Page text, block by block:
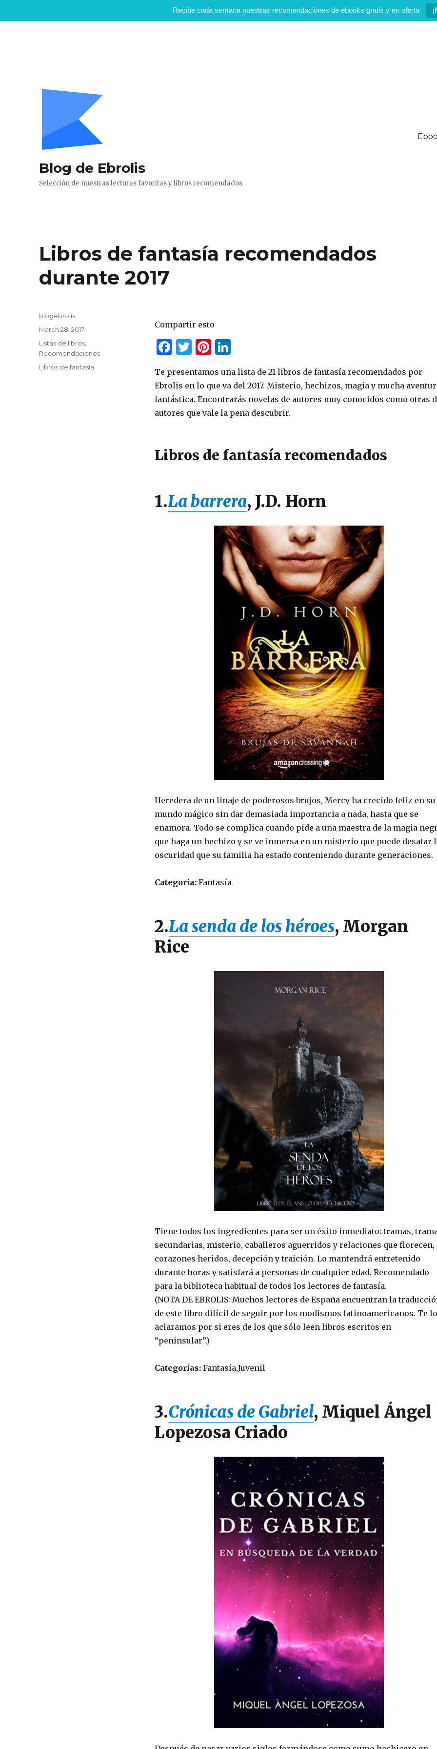
Recibe cada semana nuestras recomendaciones de ebooks gratis y en oferta
Blog de Ebrolis
Selección de nuestras lecturas favoritas y libros recomendados
Libros de fantasía recomendados
durante 2017
Compartir esto
F
c
e
b
k
T
it
te
r
Pi
te
re
st
Li
k
e
dI
Te presentamos una lista de 21 libros de fantasía recomendados por
Ebrolis en lo que va del 2017. Misterio, hechizos, magia y mucha
fantástica. Encontrarás novelas de autores muy conocidos como otras
autores que vale la pena descubrir.
Libros de fantasía recomendados
1.La barrera, J.D. Horn
Heredera de un linaje de poderosos brujos, Mercy ha crecido feliz en su
mundo mágico sin dar demasiada importancia a nada, hasta que se
enamora. Todo se complica cuando pide a una maestra de la magia
que haga un hechizo y se ve inmersa en un misterio que puede desatar
oscuridad que su familia ha estado conteniendo durante generaciones.
Categoría:Fantasía
2.La senda de los héroes, Morgan
Rice
Tiene todos los ingredientes para ser un éxito inmediato: tramas,
secundarias, misterio, caballeros aguerridos y relaciones que florecen,
corazones heridos, decepción y traición. Lo mantendrá entretenido
durante horas y satisfará a personas de cualquier edad. Recomendado
para la biblioteca habitual de todos los lectores de fantasía.
(NOTA DE EBROLIS: Muchos lectores de España encuentran la
de este libro difícil de seguir por los modismos latinoamericanos. Te lo
aclaramos por si eres de los que sólo leen libros escritos en
“peninsular”.)
Categorías:Fantasía,Juvenil
3.Crónicas de Gabriel, Miquel Ángel
Lopezosa Criado
Author
blogebrolis
Posted
on
March 28, 2017
Categories
Listas de libros
Recomendaciones
Tags
Libros de fantasía